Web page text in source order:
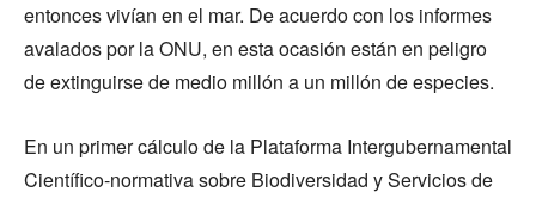
entonces vivían en el mar. De acuerdo con los informes
avalados por la ONU, en esta ocasión están en peligro
de extinguirse de medio millón a un millón de especies.
En un primer cálculo de la Plataforma Intergubernamental
Científico-normativa sobre Biodiversidad y Servicios de